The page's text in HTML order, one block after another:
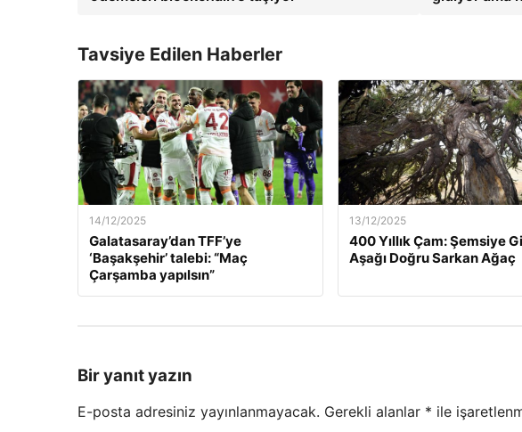
Tavsiye Edilen Haberler
14/12/2025
Galatasaray’dan TFF’ye
‘Başakşehir’ talebi: “Maç
Çarşamba yapılsın”
13/12/2025
400 Yıllık Çam: Şemsiye
Aşağı Doğru Sarkan Ağaç
Bir yanıt yazın
E-posta adresiniz yayınlanmayacak. Gerekli alanlar * ile